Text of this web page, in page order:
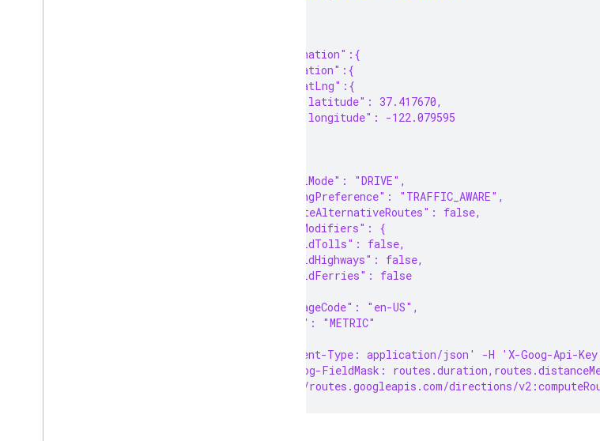
  "destination":{
    "location":{
      "latLng":{
        "latitude": 37.417670,
        "longitude": -122.079595
  "travelMode": "DRIVE",
  "routingPreference": "TRAFFIC_AWARE",
  "computeAlternativeRoutes": false,
  "routeModifiers": {
    "avoidTolls": false,
    "avoidHighways": false,
    "avoidFerries": false
  "languageCode": "en-US",
  "units": "METRIC"
-H 'Content-Type: application/json' -H 'X-Goog-Api-
-H 'X-Goog-FieldMask:
'https://routes.googleapis.com/directions/